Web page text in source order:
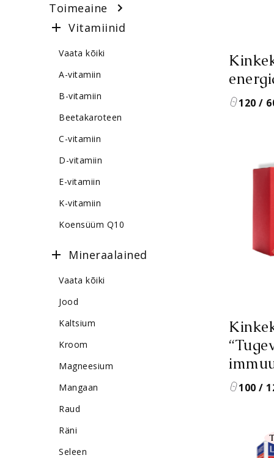
Toimeaine
Vitamiinid
Vaata kõiki
A-vitamiin
B-vitamiin
Beetakaroteen
C-vitamiin
D-vitamiin
E-vitamiin
K-vitamiin
Koensüüm Q10
Mineraalained
Vaata kõiki
Jood
Kaltsium
Kroom
Magneesium
Mangaan
Raud
Räni
Seleen
120 /
Suurus
100 /